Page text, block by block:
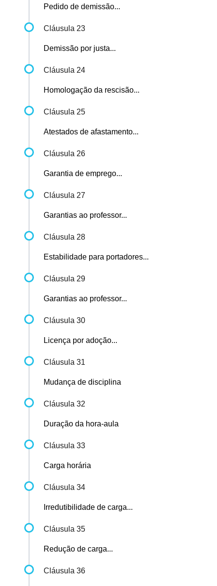
Pedido de demissão...
Cláusula 23
Demissão por justa...
Cláusula 24
Homologação da rescisão...
Cláusula 25
Atestados de afastamento...
Cláusula 26
Garantia de emprego...
Cláusula 27
Garantias ao professor...
Cláusula 28
Estabilidade para portadores...
Cláusula 29
Garantias ao professor...
Cláusula 30
Licença por adoção...
Cláusula 31
Mudança de disciplina
Cláusula 32
Duração da hora-aula
Cláusula 33
Carga horária
Cláusula 34
Irredutibilidade de carga...
Cláusula 35
Redução de carga...
Cláusula 36